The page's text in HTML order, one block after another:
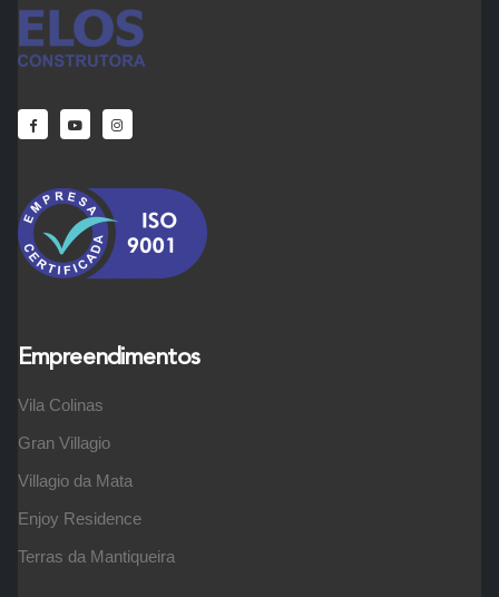
Empreendimentos
Vila Colinas
Gran Villagio
Villagio da Mata
Enjoy Residence
Terras da Mantiqueira